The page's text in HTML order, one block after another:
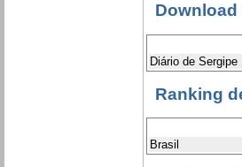
Diário de
Ranking
Brasil